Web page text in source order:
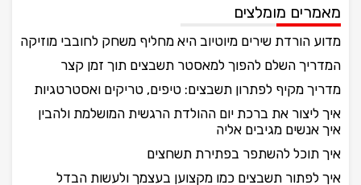
מאמרים מומלצים
מדוע הורדת שירים מיוטיוב היא מחליף משחק לחובבי מוזיקה
המדריך השלם להפוך למאסטר תשבצים תוך זמן קצר
מדריך מקיף לפתרון תשבצים: טיפים, טריקים ואסטרטגיות
איך ליצור את ברכת יום ההולדת הרגשית המושלמת ולהבין
איך אנשים מגיבים אליה
איך תוכל להשתפר בפתירת תשחצים
איך לפתור תשבצים כמו מקצוען בעצמך ולעשות הבדל